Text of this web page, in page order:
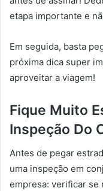
etapa importante e
Em seguida, basta
próxima dica super
aproveitar a viagem!
Fique Muito
Inspeção Do
Antes de pegar
uma inspeção em
empresa: verificar se